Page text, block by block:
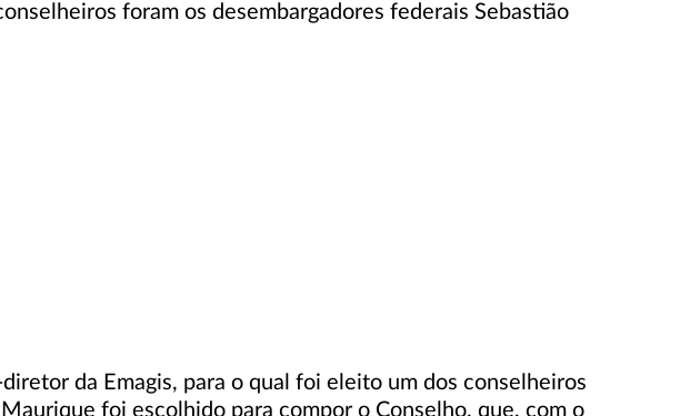
foram os desembargadores federais Sebastião
da Emagis, para o qual foi eleito um dos conselheiros
foi escolhido para compor o Conselho, que, com o